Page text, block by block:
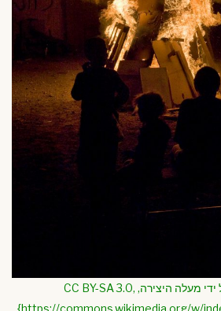
{מאת Roi Boshi – נוצר על ידי מעלה היצירה, CC BY-SA 3.0,
https://commons.wikimedia.org/w/